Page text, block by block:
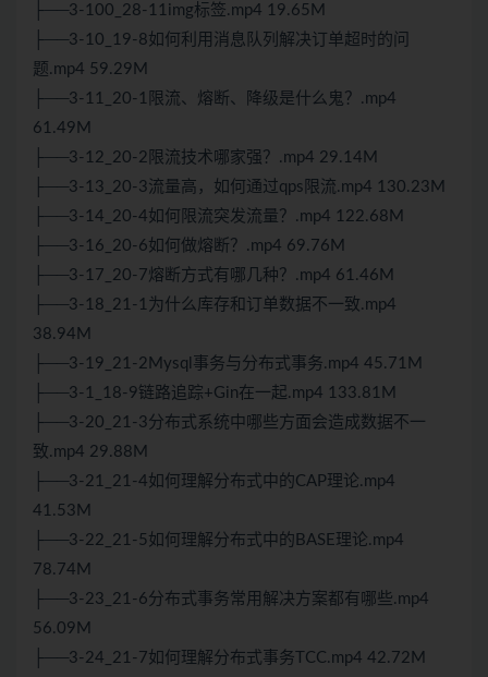
├──3-100_28-11img标签.mp4 19.65M
├──3-10_19-8如何利用消息队列解决订单超时的问
题.mp4 59.29M
├──3-11_20-1限流、熔断、降级是什么鬼？.mp4
61.49M
├──3-12_20-2限流技术哪家强？.mp4 29.14M
├──3-13_20-3流量高，如何通过qps限流.mp4 130.23M
├──3-14_20-4如何限流突发流量？.mp4 122.68M
├──3-16_20-6如何做熔断？.mp4 69.76M
├──3-17_20-7熔断方式有哪几种？.mp4 61.46M
├──3-18_21-1为什么库存和订单数据不一致.mp4
38.94M
├──3-19_21-2Mysql事务与分布式事务.mp4 45.71M
├──3-1_18-9链路追踪+Gin在一起.mp4 133.81M
├──3-20_21-3分布式系统中哪些方面会造成数据不一
致.mp4 29.88M
├──3-21_21-4如何理解分布式中的CAP理论.mp4
41.53M
├──3-22_21-5如何理解分布式中的BASE理论.mp4
78.74M
├──3-23_21-6分布式事务常用解决方案都有哪些.mp4
56.09M
├──3-24_21-7如何理解分布式事务TCC.mp4 42.72M